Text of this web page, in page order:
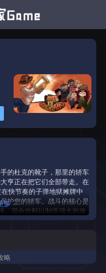
的杜克的靴子，那里的轿车
亨正在把它们全部带走。在
快节奏的子弹地狱摊牌中
护您的轿车。战斗的核心是
。混合饮料以制造强大的攻
以对抗敌人。当事情变得太
的饮料组合并完善您的策
口，并在激烈的一对一决斗
。主要功能饮料混合战斗-
多 --
略